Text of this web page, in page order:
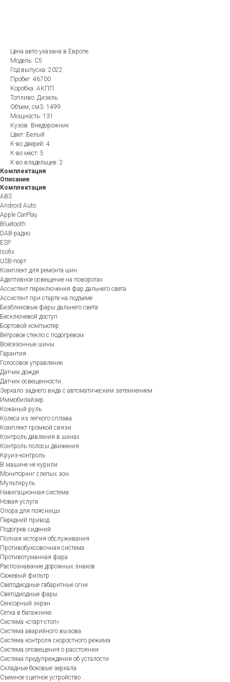
Цена авто указана в Европе
Модель: C5
Год выпуска: 2022
Пробег: 46700
Коробка: АКПП
Топливо: Дизель
Объем, см3: 1499
Мощность: 131
Кузов: Внедорожник
Цвет: Белый
К-во дверей: 4
К-во мест: 5
К-во владельцев: 2
Комплектация
Описание
Комплектация
ABS
Android Auto
Apple CarPlay
Bluetooth
DAB-радио
ESP
Isofix
USB-порт
Комплект для ремонта шин
Адаптивное освещение на поворотах
Ассистент переключения фар дальнего света
Ассистент при старте на подъеме
Безбликовые фары дальнего света
Бесключевой доступ
Бортовой компьютер
Ветровое стекло с подогревом
Всесезонные шины
Гарантия
Голосовое управление
Датчик дождя
Датчик освещенности
Зеркало заднего вида с автоматическим затемнением
Иммобилайзер
Кожаный руль
Колеса из легкого сплава
Комплект громкой связи
Контроль давления в шинах
Контроль полосы движения
Круиз-контроль
В машине не курили
Мониторинг слепых зон
Мультируль
Навигационная система
Новая услуга
Опора для поясницы
Передний привод
Подогрев сидений
Полная история обслуживания
Противобуксовочная система
Противотуманная фара
Распознавание дорожных знаков
Сажевый фильтр
Светодиодные габаритные огни
Светодиодные фары
Сенсорный экран
Сетка в багажнике
Система «старт-стоп»
Система аварийного вызова
Система контроля скоростного режима
Система оповещения о расстоянии
Система предупреждения об усталости
Складные боковые зеркала
Съемное сцепное устройство